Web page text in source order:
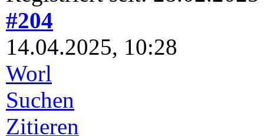
#204
14.04.2025, 10:28
Worl
Suchen
Zitieren